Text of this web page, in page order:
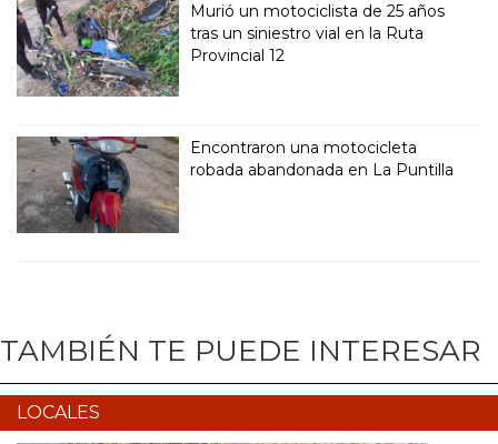
Murió un motociclista de 25 años
tras un siniestro vial en la Ruta
Provincial 12
Encontraron una motocicleta
robada abandonada en La Puntilla
TAMBIÉN TE PUEDE INTERESAR
LOCALES